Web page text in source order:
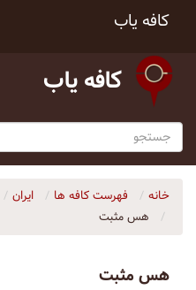
کافه یاب
کافه یاب
خانه فهرست کافه ها ایران
هس مثبت
هس مثبت